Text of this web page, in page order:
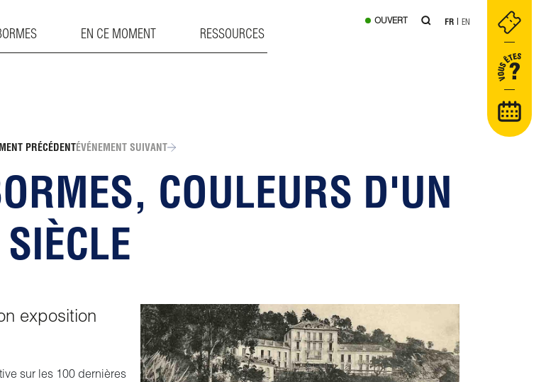
EN CE MOMENT RESSOURCES
OUVERT FR EN
PRÉCÉDENTÉVÉNEMENT SUIVANT
COULEURS D'UN
SIÈCLE
exposition
sur les 100 dernières